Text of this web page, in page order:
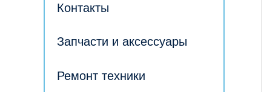
Контакты
Запчасти и аксессуары
Ремонт техники